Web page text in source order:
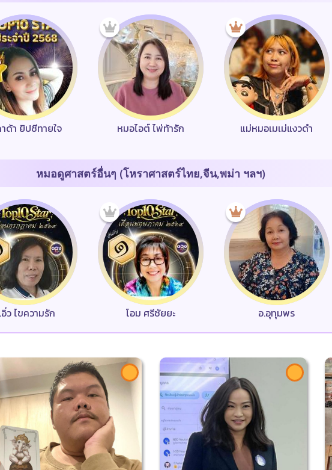
ด้า ยิปซีทายใจ หมอไอต์ ไพ่ท้ารัก แม่หมอเมเม่แงวดำ
หมอดูศาสตร์อื่นๆ (โหราศาสตร์ไทย,จีน,พม่า ฯลฯ)
ว ไขความรัก โอม ศรีชัยยะ อ.อุทุมพร